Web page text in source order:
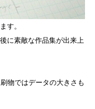
す。
に素敵な作品集が出来上
物ではデータの大きさも